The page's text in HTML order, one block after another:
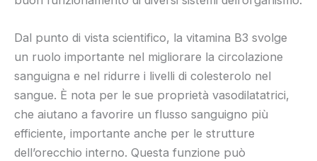
Dal punto di vista scientifico, la vitamina B3 svolge
un ruolo importante nel migliorare la circolazione
sanguigna e nel ridurre i livelli di colesterolo nel
sangue. È nota per le sue proprietà vasodilatatrici,
che aiutano a favorire un flusso sanguigno più
efficiente, importante anche per le strutture
dell’orecchio interno. Questa funzione può